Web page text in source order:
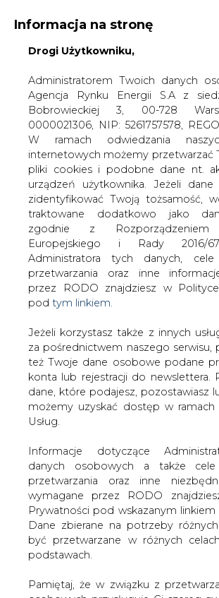
KONTAKT:
WYDAWCA PORTALU:
WYSOKI KONTRAST WIELKOŚĆ TEKSTU
ZALOGUJ
WŁĄCZ CIRE.TV
Informacja na stronę
Drogi Użytkowniku,
Administratorem Twoich danych
Agencja Rynku Energii S.A z
Bobrowieckiej 3, 00-728
0000021306, NIP: 5261757578,
W ramach odwiedzania
internetowych możemy przetwarzać
pliki cookies i podobne dane nt.
urządzeń użytkownika. Jeżeli
zidentyfikować Twoją tożsamość,
traktowane dodatkowo jako
zgodnie z Rozporządzeniem
Europejskiego i Rady 2016/
Administratora tych danych,
przetwarzania oraz inne
przez RODO znajdziesz w
pod tym linkiem.
Jeżeli korzystasz także z innych
za pośrednictwem naszego serwisu,
też Twoje dane osobowe podane
konta lub rejestracji do newslettera.
dane, które podajesz, pozostawiasz
możemy uzyskać dostęp w ramach
Usług.
Informacje dotyczące
danych osobowych a także
przetwarzania oraz inne
wymagane przez RODO
Prywatności pod wskazanym linkiem
Dane zbierane na potrzeby
być przetwarzane w różnych
podstawach.
Pamiętaj, że w związku z
Strona główna RYNEK GAZU
CP Energii
2008-03-05 00:00
Umowa spółki zależnej CP